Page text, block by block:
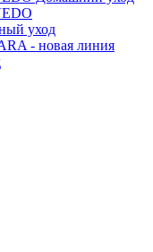
уход
- новая линия